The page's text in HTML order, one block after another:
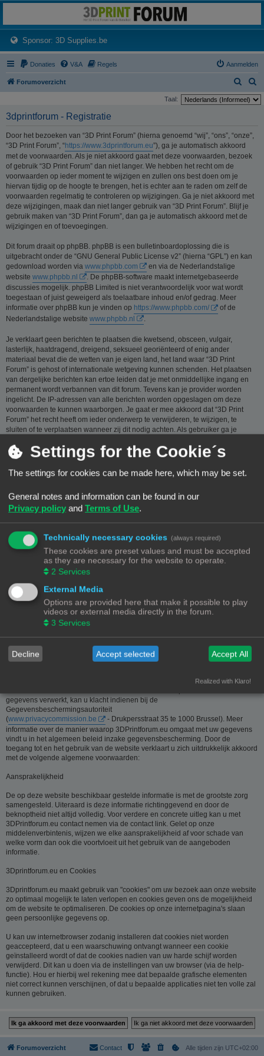
Het 3D print forum van de Benelux na de sluiting van 3dprintforum.nl
Sponsor: 3D Supplies.be(Opens a new tab)
Donaties V&A Regels Aanmelden
Forumoverzicht
o
o
Taal:
3dprintforum - Registratie
Door het bezoeken van “3D Print Forum” (hierna genoemd “wij”, “ons”, “onze”,
“3D Print Forum”, “https://www.3dprintforum.eu”), ga je automatisch akkoord
met de voorwaarden. Als je niet akkoord gaat met deze voorwaarden, bezoek
of gebruik “3D Print Forum” dan niet langer. We hebben het recht om de
voorwaarden op ieder moment te wijzigen en zullen ons best doen om je
hiervan tijdig op de hoogte te brengen, het is echter aan te raden om zelf de
voorwaarden regelmatig te controleren op wijzigingen. Ga je niet akkoord met
deze wijzigingen, maak dan niet langer gebruik van “3D Print Forum”. Blijf je
gebruik maken van “3D Print Forum”, dan ga je automatisch akkoord met de
wijzigingen en of toevoegingen.
Dit forum draait op phpBB. phpBB is een bulletinboardoplossing die is
uitgebracht onder de “GNU General Public License v2” (hierna “GPL”) en kan
gedownload worden via www.phpbb.com
en via de Nederlandstalige
website www.phpbb.nl
. De phpBB-software maakt internetgebaseerde
discussies mogelijk. phpBB Limited is niet verantwoordelijk voor wat wordt
toegestaan of juist geweigerd als toelaatbare inhoud en/of gedrag. Meer
informatie over phpBB kun je vinden op https://www.phpbb.com/
of de
Nederlandstalige website www.phpbb.nl
Je verklaart geen berichten te plaatsen die kwetsend, obsceen, vulgair,
lasterlijk, haatdragend, dreigend, seksueel georiënteerd of enig ander
materiaal bevat die de wetten van je eigen land, het land waar “3D Print
Forum” is gehost of internationale wetgeving kunnen schenden. Het plaatsen
van dergelijke berichten kan ertoe leiden dat je met onmiddellijke ingang en
permanent wordt verbannen van dit forum. Tevens kan je provider worden
ingelicht. De IP-adressen van alle berichten worden opgeslagen om deze
voorwaarden te kunnen waarborgen. Je gaat er mee akkoord dat “3D Print
Forum” het recht heeft om ieder onderwerp te verwijderen, te wijzigen, te
sluiten of te verplaatsen wanneer zij dit nodig achten. Als gebruiker ga je
een database. Hoewel deze informatie niet aan een derde partij zal worden
verstrekt zónder je toestemming, kan “3D Print Forum” nóch phpBB
verantwoordelijk worden gehouden voor een hackpoging die ertoe kan leiden
dat de gegevens vrijkomen.
Je gaat akkoord met de regels die zijn samengesteld door de beheerders van
dit forum.: Bekijk de regels van dit Forum
Privacybeleid
Deze website is eigendom van de beheerder van 3Dprintforum.eu
Contactgegevens:
Zie contact link
Inzamelen van informatie - Privacy en gegevensbescherming
De meeste informatie op deze website is beschikbaar zonder dat er
persoonsgegevens moeten worden verstrekt. Wanneer de gebruiker toch om
persoonlijke informatie gevraagd wordt, zal deze informatie enkel gebruikt
door 3Dprintforum.eu op basis van de contractuele relatie als gevolg van het
registreren van een account dan wel op basis van haar gerechtvaardigd
belang om diensten te verlenen en u hiervoor te contacteren. De informatie
verbeteren of wissen. Daartoe volstaat het ons contact op te nemen via de
gegevens verwerkt, kan u klacht indienen bij de
Gegevensbeschermingsautoriteit
(www.privacycommission.be
- Drukpersstraat 35 te 1000 Brussel). Meer
informatie over de manier waarop 3DPrintforum.eu omgaat met uw gegevens
vindt u in het algemeen beleid inzake gegevensbescherming. Door de
toegang tot en het gebruik van de website verklaart u zich uitdrukkelijk akkoord
met de volgende algemene voorwaarden:
Aansprakelijkheid
De op deze website beschikbaar gestelde informatie is met de grootste zorg
samengesteld. Uiteraard is deze informatie richtinggevend en door de
beknoptheid niet altijd volledig. Voor verdere en concrete uitleg kan u met
3DPrintforum.eu contact nemen via de contact link. Gelet op onze
middelenverbintenis, wijzen we elke aansprakelijkheid af voor schade van
welke vorm dan ook die voortvloeit uit het gebruik van de aangeboden
informatie.
3Dprintforum.eu en Cookies
3Dprintforum.eu maakt gebruik van "cookies" om uw bezoek aan onze website
zo optimaal mogelijk te laten verlopen en cookies geven ons de mogelijkheid
om de website te optimaliseren. De cookies op onze internetpagina's slaan
geen persoonlijke gegevens op.
U kan uw internetbrowser zodanig installeren dat cookies niet worden
geaccepteerd, dat u een waarschuwing ontvangt wanneer een cookie
geïnstalleerd wordt of dat de cookies nadien van uw harde schijf worden
verwijderd. Dit kan u doen via de instellingen van uw browser (via de help-
functie). Hou er hierbij wel rekening mee dat bepaalde grafische elementen
niet correct kunnen verschijnen, of dat u bepaalde applicaties niet ten volle zal
kunnen gebruiken.
Forumoverzicht Alle tijden zijn UTC+02:00
Contact
Settings for the Cookie´s
The settings for cookies can be made here, which may be set.
General notes and information can be found in our
Privacy policy and Terms of Use.
Technically necessary cookies (always required)
These cookies are preset values and must be accepted
as they are necessary for the website to operate.
2 Services
External Media
Options are provided here that make it possible to play
videos or external media directly in the forum.
3 Services
Decline Accept selected Accept All
Realized with Klaro!